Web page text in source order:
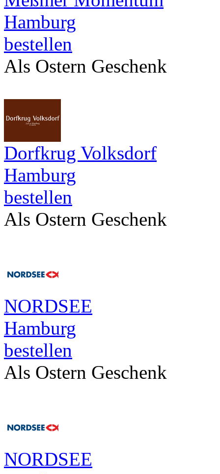
Hamburg
bestellen
Als Ostern Geschenk
Dorfkrug Volksdorf
Hamburg
bestellen
Als Ostern Geschenk
NORDSEE
Hamburg
bestellen
Als Ostern Geschenk
NORDSEE